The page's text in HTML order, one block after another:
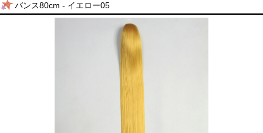
バンス80cm - イエロー05